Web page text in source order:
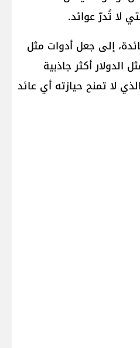
لا تُدرّ عوائد.
إلى جعل أدوات مثل
الدولار أكثر جاذبية
لا تمنح حيازته أي عائد